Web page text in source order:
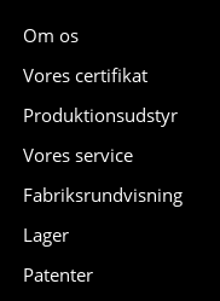
Om os
Vores certifikat
Produktionsudstyr
Vores service
Fabriksrundvisning
Lager
Patenter